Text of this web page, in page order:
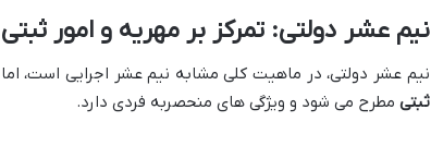
نیم عشر دولتی: تمرکز بر مهریه و امور ثبتی
نیم عشر دولتی، در ماهیت کلی مشابه نیم عشر اجرایی است،
ثبتی مطرح می شود و ویژگی های منحصربه فردی دارد.